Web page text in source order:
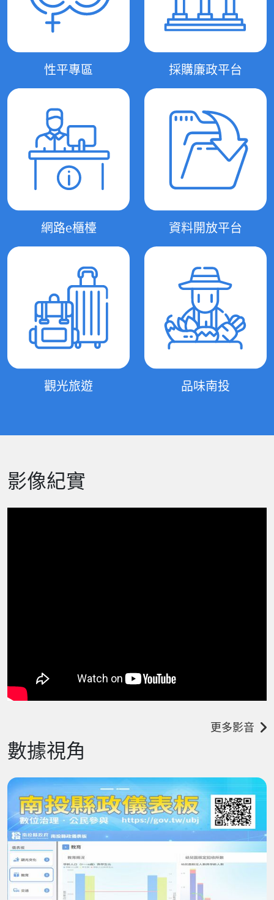
性平專區 採購廉政平台
網路e櫃檯 資料開放平台
觀光旅遊 品味南投
影像紀實
更多影音
數據視角